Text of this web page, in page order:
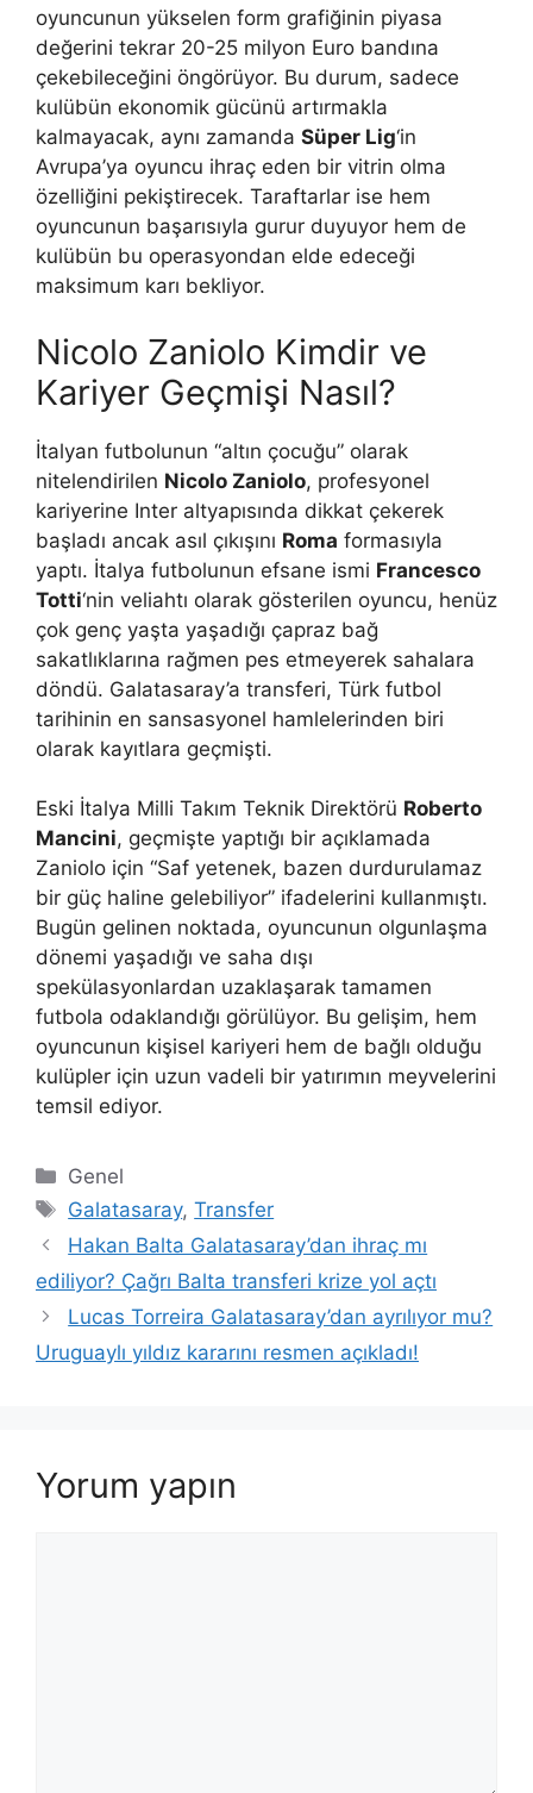
oyuncunun yükselen form grafiğinin piyasa
değerini tekrar 20-25 milyon Euro bandına
çekebileceğini öngörüyor. Bu durum, sadece
kulübün ekonomik gücünü artırmakla
kalmayacak, aynı zamanda Süper Lig‘in
Avrupa’ya oyuncu ihraç eden bir vitrin olma
özelliğini pekiştirecek. Taraftarlar ise hem
oyuncunun başarısıyla gurur duyuyor hem de
kulübün bu operasyondan elde edeceği
maksimum karı bekliyor.
Nicolo Zaniolo Kimdir ve
Kariyer Geçmişi Nasıl?
İtalyan futbolunun “altın çocuğu” olarak
nitelendirilen Nicolo Zaniolo, profesyonel
kariyerine Inter altyapısında dikkat çekerek
başladı ancak asıl çıkışını Roma formasıyla
yaptı. İtalya futbolunun efsane ismi Francesco
Totti‘nin veliahtı olarak gösterilen oyuncu, henüz
çok genç yaşta yaşadığı çapraz bağ
sakatlıklarına rağmen pes etmeyerek sahalara
döndü. Galatasaray’a transferi, Türk futbol
tarihinin en sansasyonel hamlelerinden biri
olarak kayıtlara geçmişti.
Eski İtalya Milli Takım Teknik Direktörü Roberto
Mancini, geçmişte yaptığı bir açıklamada
Zaniolo için “Saf yetenek, bazen durdurulamaz
bir güç haline gelebiliyor” ifadelerini kullanmıştı.
Bugün gelinen noktada, oyuncunun olgunlaşma
dönemi yaşadığı ve saha dışı
spekülasyonlardan uzaklaşarak tamamen
futbola odaklandığı görülüyor. Bu gelişim, hem
oyuncunun kişisel kariyeri hem de bağlı olduğu
kulüpler için uzun vadeli bir yatırımın meyvelerini
temsil ediyor.
Kategoriler
Genel
Etiketler
Galatasaray,Transfer
Hakan Balta Galatasaray’dan ihraç mı
ediliyor? Çağrı Balta transferi krize yol açtı
Lucas Torreira Galatasaray’dan ayrılıyor mu?
Uruguaylı yıldız kararını resmen açıkladı!
Yorum yapın